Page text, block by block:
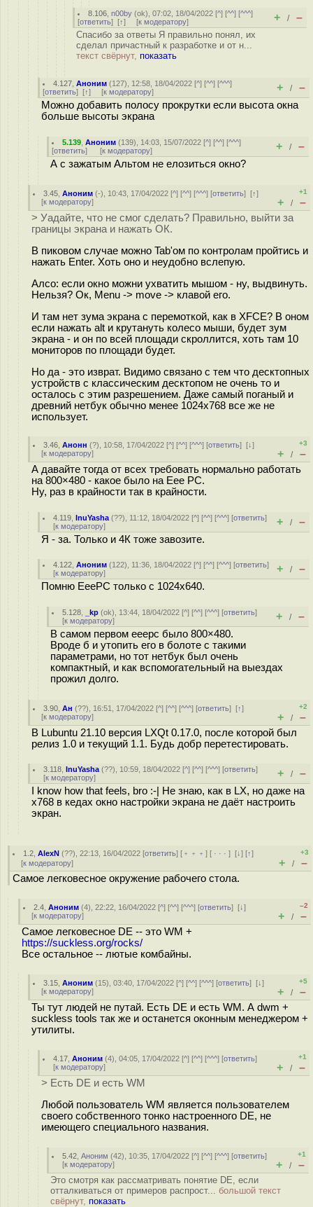
8.106 ,n00by (ok), 07:02, 18/04/2022 [^] [^^] [^^^]
[ответить] [↑] [к модератору] + / –
Спасибо за ответы Я правильно понял, их
сделал причастный к разработке и от н...
текст свёрнут, показать
4.127 ,Аноним (127), 12:58, 18/04/2022 [^] [^^] [^^^]
[ответить] [↑] [к модератору] + / –
Можно добавить полосу прокрутки если высота окна
больше высоты экрана
5.139 ,Аноним (139), 14:03, 15/07/2022 [^] [^^] [^^^]
[ответить] [к модератору] + / –
А с зажатым Альтом не елозиться окно?
3.45 ,Аноним (-), 10:43, 17/04/2022 [^] [^^] [^^^] [ответить][↑]
[к модератору]
+1
+ / –
> Уадайте, что не смог сделать? Правильно, выйти за
границы экрана и нажать ОК.
В пиковом случае можно Tab'ом по контролам пройтись и
нажать Enter. Хоть оно и неудобно вслепую.
Алсо: если окно можни ухватить мышом - ну, выдвинуть.
Нельзя? Ок, Menu -> move -> клавой его.
И там нет зума экрана с перемоткой, как в XFCE? В оном
если нажать alt и крутануть колесо мыши, будет зум
экрана - и он по всей площади скроллится, хоть там 10
мониторов по площади будет.
Но да - это изврат. Видимо связано с тем что десктопных
устройств с классическим десктопом не очень то и
осталось с этим разрешением. Даже самый поганый и
древний нетбук обычно менее 1024х768 все же не
использует.
3.46 ,Анонн (?), 10:58, 17/04/2022 [^] [^^] [^^^] [ответить][↓]
[к модератору]
+3
+ / –
А давайте тогда от всех требовать нормально работать
на 800×480 - какое было на Eee PC.
Ну, раз в крайности так в крайности.
4.119 ,InuYasha (??), 11:12, 18/04/2022 [^] [^^] [^^^] [ответить]
[к модератору] + / –
Я - за. Только и 4К тоже завозите.
4.122 ,Аноним (122), 11:36, 18/04/2022 [^] [^^] [^^^] [ответить]
[к модератору] + / –
Помню EeePC только с 1024x640.
5.128 _kp (ok), 13:44, 18/04/2022 [^] [^^] [^^^] [ответить]
[к модератору] + / –
В самом первом eeepc было 800×480.
Вроде б и утопить его в болоте с такими
параметрами, но тот нетбук был очень
компактный, и как вспомогательный на выездах
прожил долго.
3.90 ,Ан (??), 16:51, 17/04/2022 [^] [^^] [^^^] [ответить][↑]
[к модератору]
+2
+ / –
В Lubuntu 21.10 версия LXQt 0.17.0, после которой был
релиз 1.0 и текущий 1.1. Будь добр перетестировать.
3.118 ,InuYasha (??), 10:59, 18/04/2022 [^] [^^] [^^^] [ответить]
[к модератору] + / –
I know how that feels, bro :-| Не знаю, как в LX, но даже на
x768 в кедах окно настройки экрана не даёт настроить
экран.
1.2 ,AlexN (??), 22:13, 16/04/2022 [ответить] [ ﹢﹢﹢] [ · · ·][↓] [↑]
[к модератору]
+3
+ / –
Самое легковесное окружение рабочего стола.
2.4 ,Аноним (4), 22:22, 16/04/2022 [^] [^^] [^^^] [ответить][↓]
[к модератору]
–2
+ / –
Самое легковесное DE -- это WM +
https://suckless.org/rocks/
Все остальное -- лютые комбайны.
3.15 ,Аноним (15), 03:40, 17/04/2022 [^] [^^] [^^^] [ответить][↓]
[к модератору]
+5
+ / –
Ты тут людей не путай. Есть DE и есть WM. А dwm +
suckless tools так же и останется оконным менеджером +
утилиты.
4.17 ,Аноним (4), 04:05, 17/04/2022 [^] [^^] [^^^] [ответить]
[к модератору]
+1
+ / –
> Есть DE и есть WM
Любой пользователь WM является пользователем
своего собственного тонко настроенного DE, не
имеющего специального названия.
5.42 ,Аноним (42), 10:35, 17/04/2022 [^] [^^] [^^^] [ответить]
[к модератору]
+1
+ / –
Это смотря как рассматривать понятие DE, если
отталкиваться от примеров распрост... большой текст
свёрнут, показать